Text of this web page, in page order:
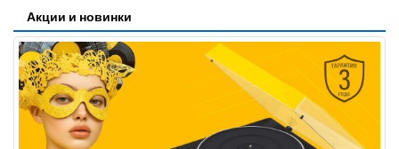
Акции и новинки